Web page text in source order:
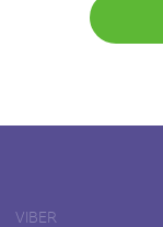
VIBER